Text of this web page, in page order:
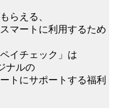
らえる、
マートに利用するため
イチェック」は
ナルの
トにサポートする福利